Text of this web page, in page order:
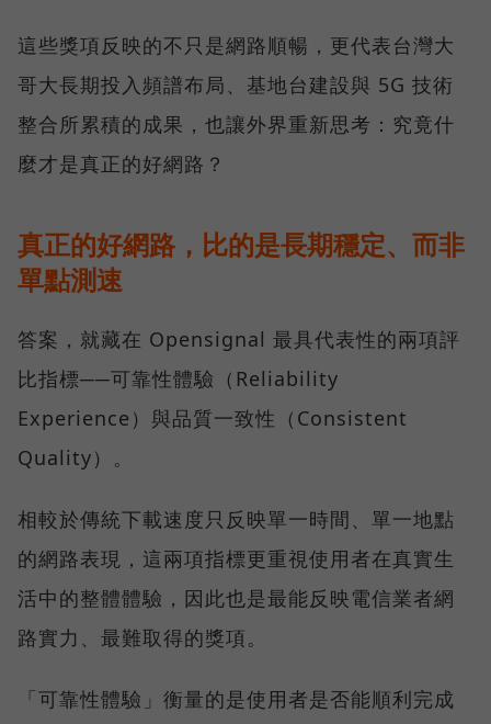
這些獎項反映的不只是網路順暢，更代表台灣大
哥大長期投入頻譜布局、基地台建設與 5G 技術
整合所累積的成果，也讓外界重新思考：究竟什
麼才是真正的好網路？
真正的好網路，比的是長期穩定、而非
單點測速
答案，就藏在 Opensignal 最具代表性的兩項評
比指標──可靠性體驗（Reliability
Experience）與品質一致性（Consistent
Quality）。
相較於傳統下載速度只反映單一時間、單一地點
的網路表現，這兩項指標更重視使用者在真實生
活中的整體體驗，因此也是最能反映電信業者網
路實力、最難取得的獎項。
「可靠性體驗」衡量的是使用者是否能順利完成